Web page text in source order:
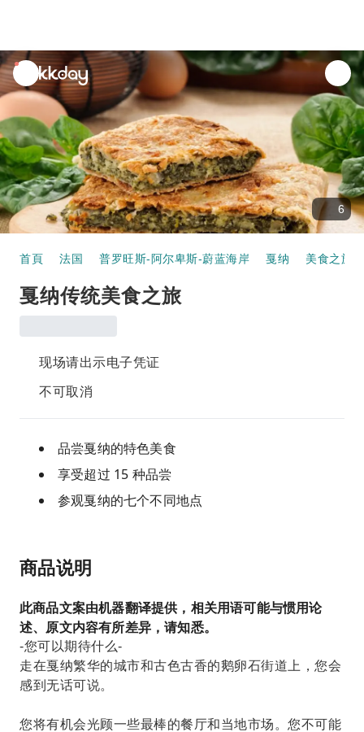
unread
notifications
6
首頁 法国 普罗旺斯-阿尔卑斯-蔚蓝海岸 戛纳 美食之旅
戛纳传统美食之旅
现场请出示电子凭证
不可取消
品尝戛纳的特色美食
享受超过 15 种品尝
参观戛纳的七个不同地点
商品说明
此商品文案由机器翻译提供，相关用语可能与惯用论
述、原文内容有所差异，请知悉。
-您可以期待什么-
走在戛纳繁华的城市和古色古香的鹅卵石街道上，您会
感到无话可说。
您将有机会光顾一些最棒的餐厅和当地市场。您不可能